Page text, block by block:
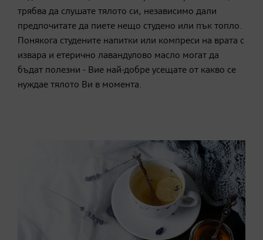
трябва да слушате тялото си, независимо дали
предпочитате да пиете нещо студено или пък топло.
онякога студените напитки или компреси на врата с
извара и етерично лавандулово масло могат да
бъдат полезни - Вие най-добре усещате от какво се
нуждае тялото Ви в момента.